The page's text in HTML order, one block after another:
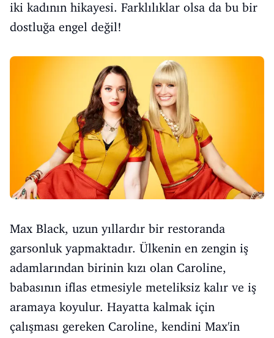
iki kadının hikayesi. Farklılıklar olsa da bu bir
dostluğa engel değil!
Max Black, uzun yıllardır bir restoranda
garsonluk yapmaktadır. Ülkenin en zengin iş
adamlarından birinin kızı olan Caroline,
babasının iflas etmesiyle meteliksiz kalır ve iş
aramaya koyulur. Hayatta kalmak için
çalışması gereken Caroline, kendini Max'in